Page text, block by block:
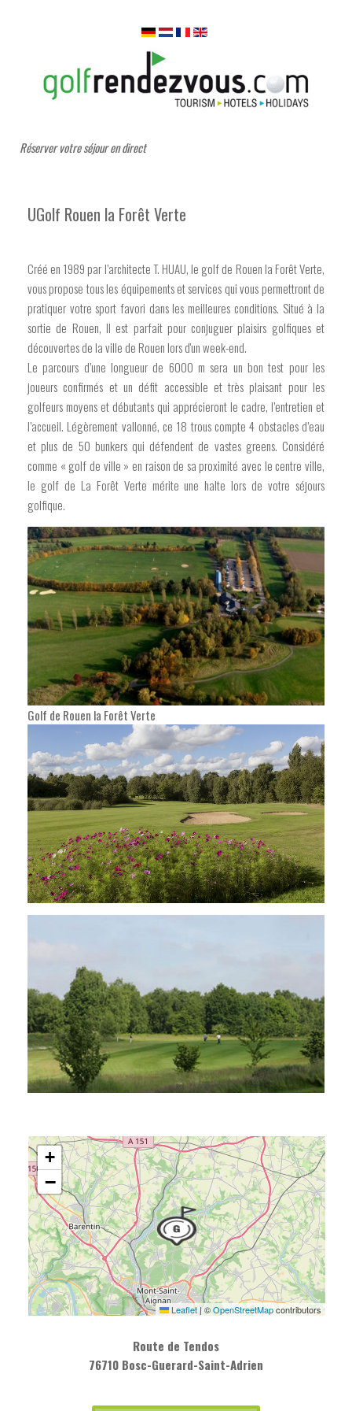
Réserver votre séjour en direct
UGolf Rouen la Forêt Verte
Créé en 1989 par l’architecte T. HUAU, le golf de Rouen la Forêt Verte,
vous propose tous les équipements et services qui vous permettront de
pratiquer votre sport favori dans les meilleures conditions. Situé à la
sortie de Rouen, Il est parfait pour conjuguer plaisirs golfiques et
découvertes de la ville de Rouen lors d'un week-end.
Le parcours d’une longueur de 6000 m sera un bon test pour les
joueurs confirmés et un défit accessible et très plaisant pour les
golfeurs moyens et débutants qui apprécieront le cadre, l’entretien et
l’accueil. Légèrement vallonné, ce 18 trous compte 4 obstacles d’eau
et plus de 50 bunkers qui défendent de vastes greens. Considéré
comme « golf de ville » en raison de sa proximité avec le centre ville,
le golf de La Forêt Verte mérite une halte lors de votre séjours
golfique.
Golf de Rouen la Forêt Verte
+
−
Leaflet|©OpenStreetMapcontributors
Route de Tendos
76710 Bosc-Guerard-Saint-Adrien